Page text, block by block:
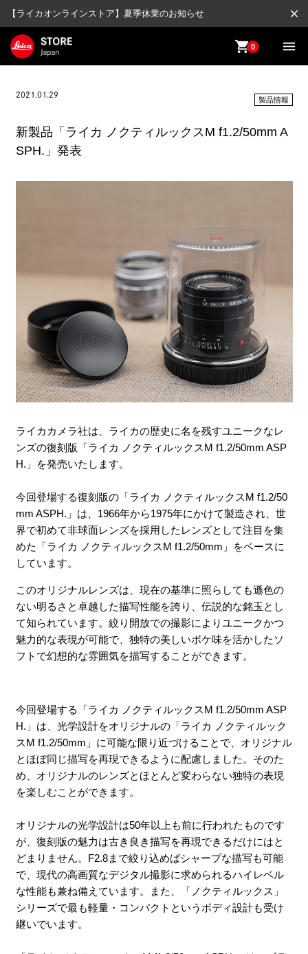
【ライカオンラインストア】夏季休業のお知らせ close
shopping_cart0 menu
2021.01.29 製品情報
新製品「ライカ ノクティルックスM f1.2/50mm A
SPH.」発表
ライカカメラ社は、ライカの歴史に名を残すユニークなレ
ンズの復刻版「ライカ ノクティルックスM f1.2/50mm ASP
H.」を発売いたします。
今回登場する復刻版の「ライカ ノクティルックスM f1.2/50
mm ASPH.」は、1966年から1975年にかけて製造され、世
界で初めて非球面レンズを採用したレンズとして注目を集
めた「ライカ ノクティルックスM f1.2/50mm」をベースに
しています。
このオリジナルレンズは、現在の基準に照らしても遜色の
ない明るさと卓越した描写性能を誇り、伝説的な銘玉とし
て知られています。絞り開放での撮影によりユニークかつ
魅力的な表現が可能で、独特の美しいボケ味を活かしたソ
フトで幻想的な雰囲気を描写することができます。
今回登場する「ライカ ノクティルックスM f1.2/50mm ASP
H.」は、光学設計をオリジナルの「ライカ ノクティルック
スM f1.2/50mm」に可能な限り近づけることで、オリジナル
とほぼ同じ描写を再現できるように配慮しました。そのた
め、オリジナルのレンズとほとんど変わらない独特の表現
を楽しむことができます。
オリジナルの光学設計は50年以上も前に行われたものです
が、復刻版の魅力は古き良き描写を再現できるだけにはと
どまりません。F2.8まで絞り込めばシャープな描写も可能
で、現代の高画質なデジタル撮影に求められるハイレベル
な性能も兼ね備えています。また、「ノクティルックス」
シリーズで最も軽量・コンパクトというボディ設計も受け
継いでいます。